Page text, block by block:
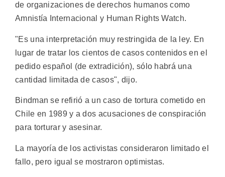
de organizaciones de derechos humanos como
Amnistía Internacional y Human Rights Watch.
"Es una interpretación muy restringida de la ley. En
lugar de tratar los cientos de casos contenidos en el
pedido español (de extradición), sólo habrá una
cantidad limitada de casos", dijo.
Bindman se refirió a un caso de tortura cometido en
Chile en 1989 y a dos acusaciones de conspiración
para torturar y asesinar.
La mayoría de los activistas consideraron limitado el
fallo, pero igual se mostraron optimistas.